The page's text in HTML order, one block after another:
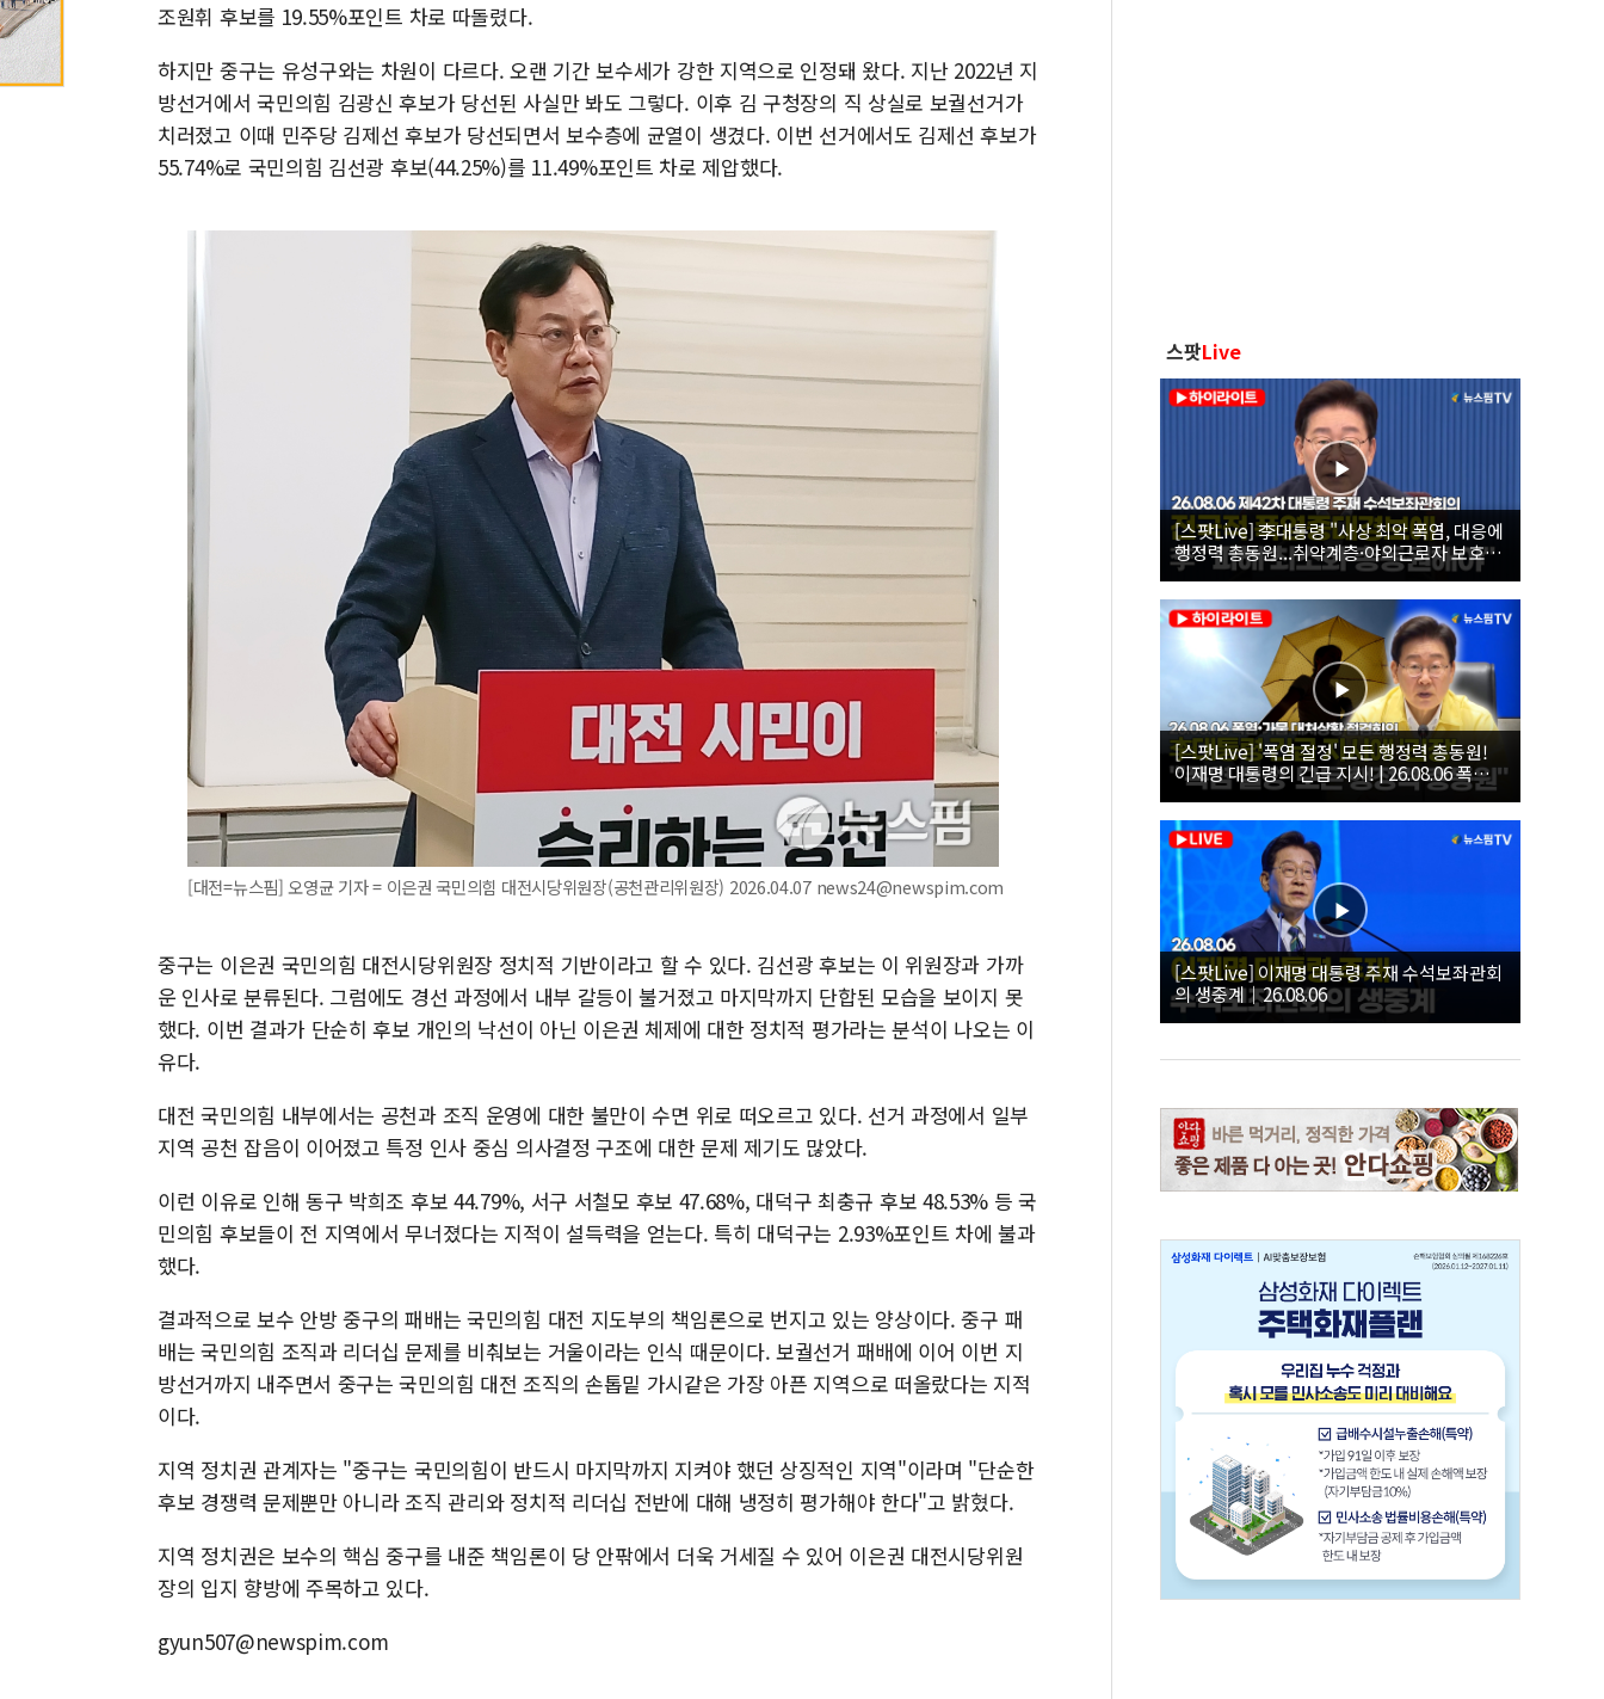
조원휘 후보를 19.55%포인트 차로 따돌렸다.
하지만 중구는 유성구와는 차원이 다르다. 오랜 기간 보수세가 강한 지역으로 인정돼 왔다. 지난 2022년 지
방선거에서 국민의힘 김광신 후보가 당선된 사실만 봐도 그렇다. 이후 김 구청장의 직 상실로 보궐선거가
치러졌고 이때 민주당 김제선 후보가 당선되면서 보수층에 균열이 생겼다. 이번 선거에서도 김제선 후보가
55.74%로 국민의힘 김선광 후보(44.25%)를 11.49%포인트 차로 제압했다.
[대전=뉴스핌] 오영균 기자 = 이은권 국민의힘 대전시당위원장(공천관리위원장) 2026.04.07 news24@newspim.com
중구는 이은권 국민의힘 대전시당위원장 정치적 기반이라고 할 수 있다. 김선광 후보는 이 위원장과 가까
운 인사로 분류된다. 그럼에도 경선 과정에서 내부 갈등이 불거졌고 마지막까지 단합된 모습을 보이지 못
했다. 이번 결과가 단순히 후보 개인의 낙선이 아닌 이은권 체제에 대한 정치적 평가라는 분석이 나오는 이
유다.
대전 국민의힘 내부에서는 공천과 조직 운영에 대한 불만이 수면 위로 떠오르고 있다. 선거 과정에서 일부
지역 공천 잡음이 이어졌고 특정 인사 중심 의사결정 구조에 대한 문제 제기도 많았다.
이런 이유로 인해 동구 박희조 후보 44.79%, 서구 서철모 후보 47.68%, 대덕구 최충규 후보 48.53% 등 국
민의힘 후보들이 전 지역에서 무너졌다는 지적이 설득력을 얻는다. 특히 대덕구는 2.93%포인트 차에 불과
했다.
결과적으로 보수 안방 중구의 패배는 국민의힘 대전 지도부의 책임론으로 번지고 있는 양상이다. 중구 패
배는 국민의힘 조직과 리더십 문제를 비춰보는 거울이라는 인식 때문이다. 보궐선거 패배에 이어 이번 지
방선거까지 내주면서 중구는 국민의힘 대전 조직의 손톱밑 가시같은 가장 아픈 지역으로 떠올랐다는 지적
이다.
지역 정치권 관계자는 "중구는 국민의힘이 반드시 마지막까지 지켜야 했던 상징적인 지역"이라며 "단순한
후보 경쟁력 문제뿐만 아니라 조직 관리와 정치적 리더십 전반에 대해 냉정히 평가해야 한다"고 밝혔다.
지역 정치권은 보수의 핵심 중구를 내준 책임론이 당 안팎에서 더욱 거세질 수 있어 이은권 대전시당위원
장의 입지 향방에 주목하고 있다.
gyun507@newspim.com
스팟Live
[스팟Live] 李대통령 "사상 최악 폭염, 대응에
행정력 총동원...취약계층·야외근로자 보호에
힘써야"｜26.08.06 제42차 대통령 주재 수석
보좌관회의
[스팟Live] '폭염 절정' 모든 행정력 총동원!
이재명 대통령의 긴급 지시! | 26.08.06 폭염•
가뭄 대처상황 점검회의
[스팟Live] 이재명 대통령 주재 수석보좌관회
의 생중계｜26.08.06